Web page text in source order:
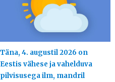
Täna, 4. augustil 2026 on
Eestis vähese ja vahelduva
pilvisusega ilm, mandril